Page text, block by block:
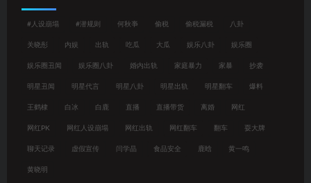
#人设崩塌 #潜规则 何秋亊 偷税 偷税漏税 八卦
关晓彤 内娱 出轨 吃瓜 大瓜 娱乐八卦 娱乐圈
娱乐圈丑闻 娱乐圈八卦 婚内出轨 家庭暴力 家暴 抄袭
明星丑闻 明星代言 明星八卦 明星出轨 明星翻车 爆料
王鹤棣 白冰 白鹿 直播 直播带货 离婚 网红
网红PK 网红人设崩塌 网红出轨 网红翻车 翻车 耍大牌
聊天记录 虚假宣传 闫学晶 食品安全 鹿晗 黄一鸣
黄晓明